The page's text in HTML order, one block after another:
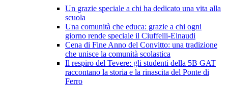
Un grazie speciale a chi ha dedicato una vita alla
scuola
Una comunità che educa: grazie a chi ogni
giorno rende speciale il Ciuffelli-Einaudi
Cena di Fine Anno del Convitto: una tradizione
che unisce la comunità scolastica
Il respiro del Tevere: gli studenti della 5B GAT
raccontano la storia e la rinascita del Ponte di
Ferro